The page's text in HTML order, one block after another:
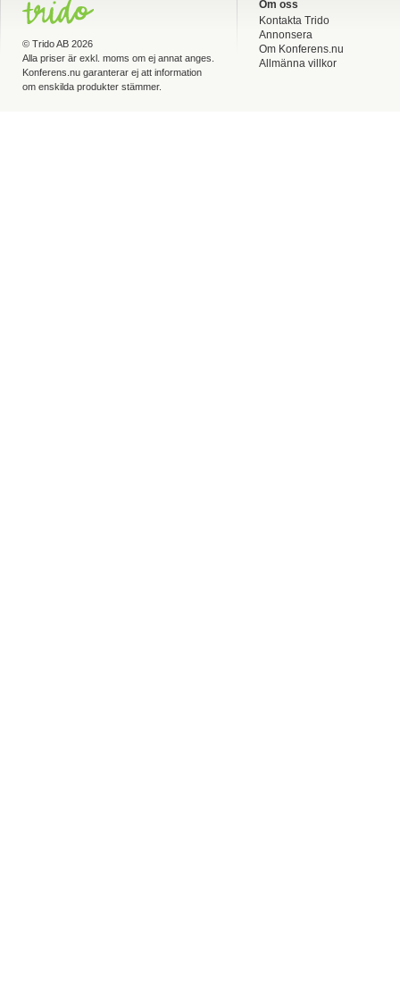
© Trido AB 2026
Alla priser är exkl. moms om ej annat anges.
Konferens.nu garanterar ej att information
om enskilda produkter stämmer.
Om oss
Kontakta Trido
Annonsera
Om Konferens.nu
Allmänna villkor